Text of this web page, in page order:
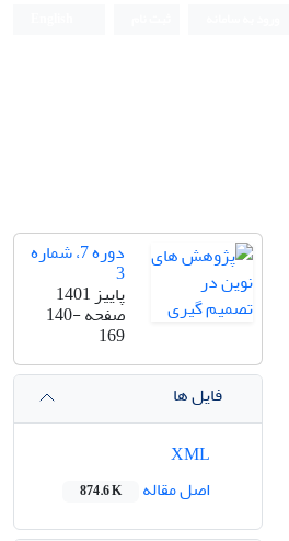
دوره 7، شماره
3
پاییز 1401
صفحه140-
169
فایل ها
اصل مقاله
874.6 K